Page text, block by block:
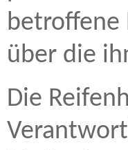
betroffene
über die
Die